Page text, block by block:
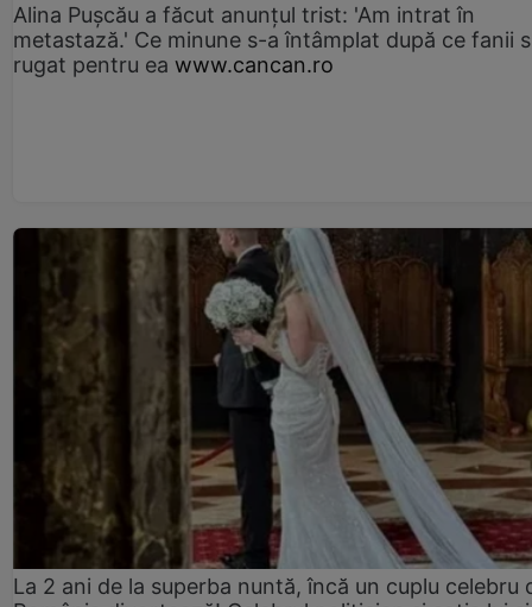
Alina Pușcău a făcut anunțul trist: 'Am intrat în
metastază.' Ce minune s-a întâmplat după ce fanii
rugat pentru ea www.cancan.ro
La 2 ani de la superba nuntă, încă un cuplu celebru